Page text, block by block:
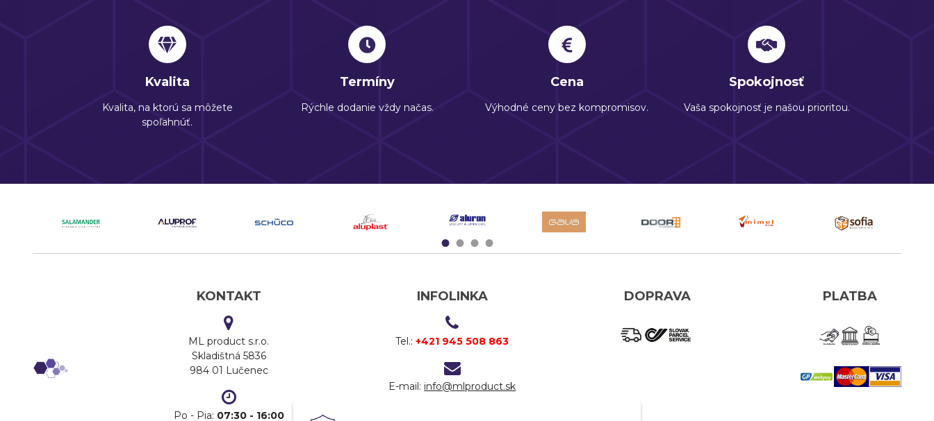
Kvalita
Kvalita, na ktorú sa môžete
spoľahnúť.
Termíny
Rýchle dodanie vždy načas.
Cena
Výhodné ceny bez kompromisov.
Spokojnosť
Vaša spokojnosť je našou prioritou.
1234
KONTAKT
ML product s.r.o.
Skladištná 5836
984 01 Lučenec
Po - Pia: 07:30 - 16:00
INFOLINKA
Tel.:+421 945 508 863
E-mail: info@mlproduct.sk
DOPRAVA PLATBA